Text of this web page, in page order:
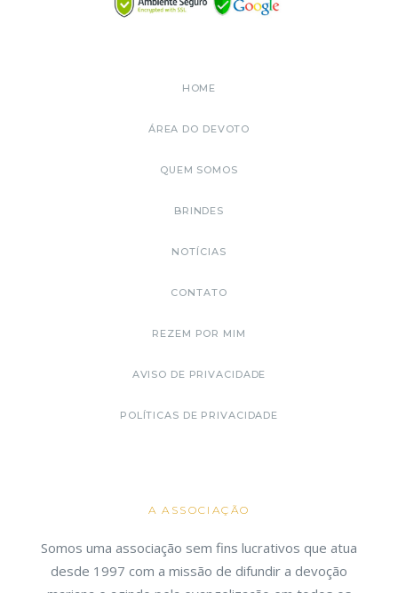
HOME
ÁREA DO DEVOTO
QUEM SOMOS
BRINDES
NOTÍCIAS
CONTATO
REZEM POR MIM
AVISO DE PRIVACIDADE
POLÍTICAS DE PRIVACIDADE
A ASSOCIAÇÃO
Somos uma associação sem fins lucrativos que atua
desde 1997 com a missão de difundir a devoção